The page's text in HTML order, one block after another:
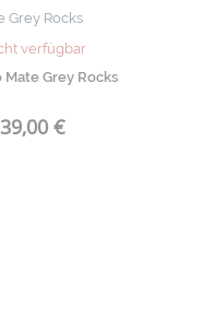
verfügbar
Mate Grey Rocks
€